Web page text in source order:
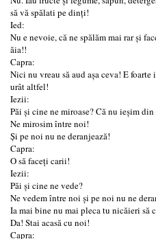
să vă spălati pe dinți!
Ied:
Nu e nevoie, că ne spălăm mai rar și
ăia!!
Capra:
Nici nu vreau să aud așa ceva! E
urât altfel!
Iezii:
Păi și cine ne miroase? Că nu ieșim din
Ne mirosim între noi!
Și pe noi nu ne deranjează!
Capra:
O să faceți carii!
Iezii:
Păi și cine ne vede?
Ne vedem între noi și pe noi nu ne
Ia mai bine nu mai pleca tu nicăieri să
Da! Stai acasă cu noi!
Capra: